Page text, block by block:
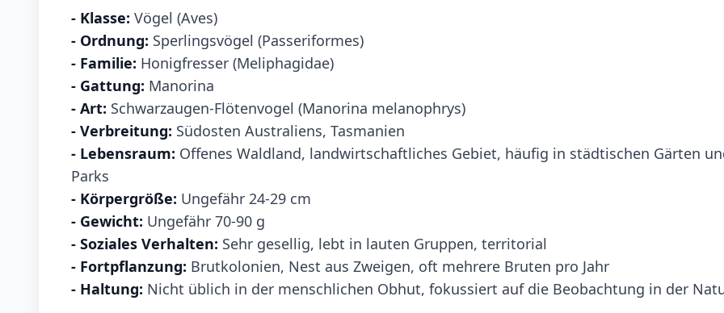
- Klasse: Vögel (Aves)
- Ordnung: Sperlingsvögel (Passeriformes)
- Familie: Honigfresser (Meliphagidae)
- Gattung: Manorina
- Art: Schwarzaugen-Flötenvogel (Manorina melanophrys)
- Verbreitung: Südosten Australiens, Tasmanien
- Lebensraum: Offenes Waldland, landwirtschaftliches Gebiet, häufig in städtischen Gärten
Parks
- Körpergröße: Ungefähr 24-29 cm
- Gewicht: Ungefähr 70-90 g
- Soziales Verhalten: Sehr gesellig, lebt in lauten Gruppen, territorial
- Fortpflanzung: Brutkolonien, Nest aus Zweigen, oft mehrere Bruten pro Jahr
- Haltung: Nicht üblich in der menschlichen Obhut, fokussiert auf die Beobachtung in der